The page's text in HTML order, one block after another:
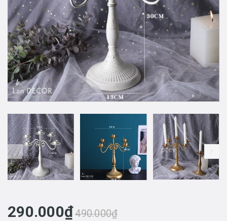
prev
290.000₫490.000₫